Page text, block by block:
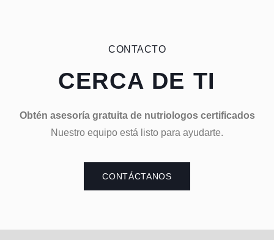
CONTACTO
CERCA DE TI
Obtén asesoría gratuita de nutriologos certificados
Nuestro equipo está listo para ayudarte.
CONTÁCTANOS